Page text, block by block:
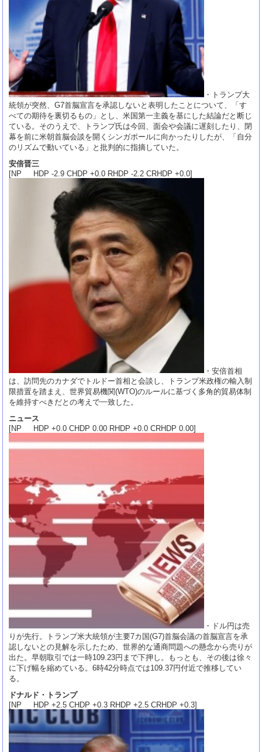
・トランプ大
統領が突然、G7首脳宣言を承認しないと表明したことについて、「す
べての期待を裏切るもの」とし、米国第一主義を基にした結論だと断じ
ている。そのうえで、トランプ氏は今回、面会や会議に遅刻したり、閉
幕を前に米朝首脳会談を開くシンガポールに向かったりしたが、「自分
のリズムで動いている」と批判的に指摘していた。
安倍晋三
[NP HDP -2.9 CHDP +0.0 RHDP -2.2 CRHDP +0.0]
・安倍首相
は、訪問先のカナダでトルドー首相と会談し、トランプ米政権の輸入制
限措置を踏まえ、世界貿易機関(WTO)のルールに基づく多角的貿易体制
を維持すべきだとの考えで一致した。
ニュース
[NP HDP +0.0 CHDP 0.00 RHDP +0.0 CRHDP 0.00]
・ドル円は売
りが先行。トランプ米大統領が主要7カ国(G7)首脳会議の首脳宣言を承
認しないとの見解を示したため、世界的な通商問題への懸念から売りが
出た。早朝取引では一時109.23円まで下押し。もっとも、その後は徐々
に下げ幅を縮めている。6時42分時点では109.37円付近で推移してい
る。
ドナルド・トランプ
[NP HDP +2.5 CHDP +0.3 RHDP +2.5 CRHDP +0.3]